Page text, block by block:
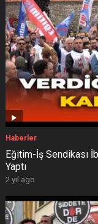
Haberler
Eğitim-İş Sendikası
Yaptı
2 yıl ago